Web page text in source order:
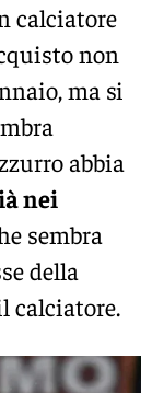
calciatore
non
ma si
abbia
nei
sembra
della
calciatore.